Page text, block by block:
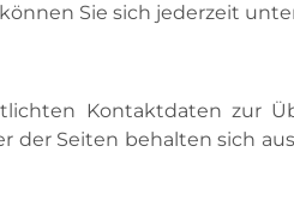
Sie sich jederzeit
Kontaktdaten zur
Seiten behalten sich